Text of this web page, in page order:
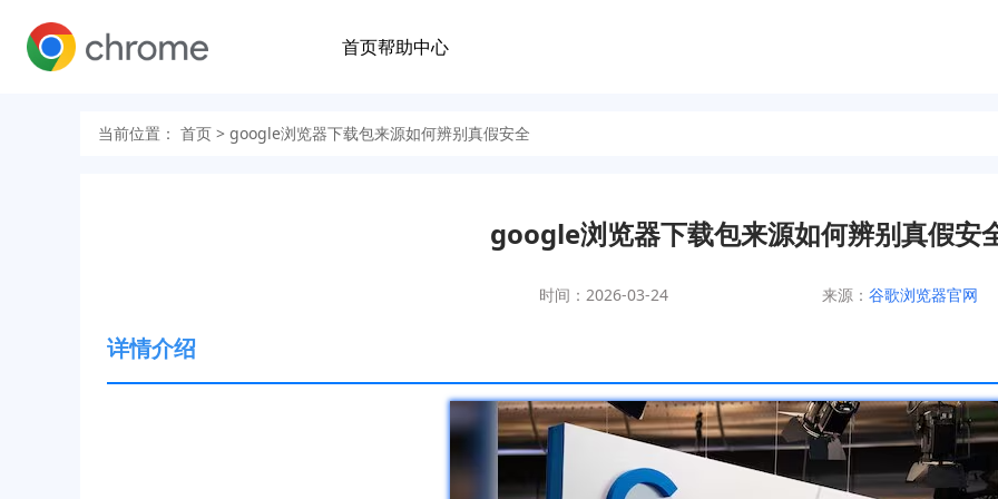
首页帮助中心
当前位置： 首页 > google浏览器下载包来源如何辨别真假安全
google浏览器下载包来源如何辨别真假安
时间：2026-03-24 来源： 谷歌浏览器官网
详情介绍